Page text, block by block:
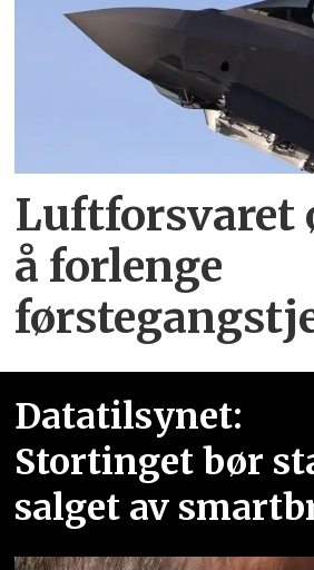
Luftforsvaret
å forlenge
Datatilsynet:
Stortinget bør
salget av